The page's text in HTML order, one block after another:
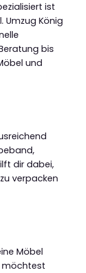
ist
Umzug König
bis
und
dir dabei,
verpacken
Möbel
möchtest